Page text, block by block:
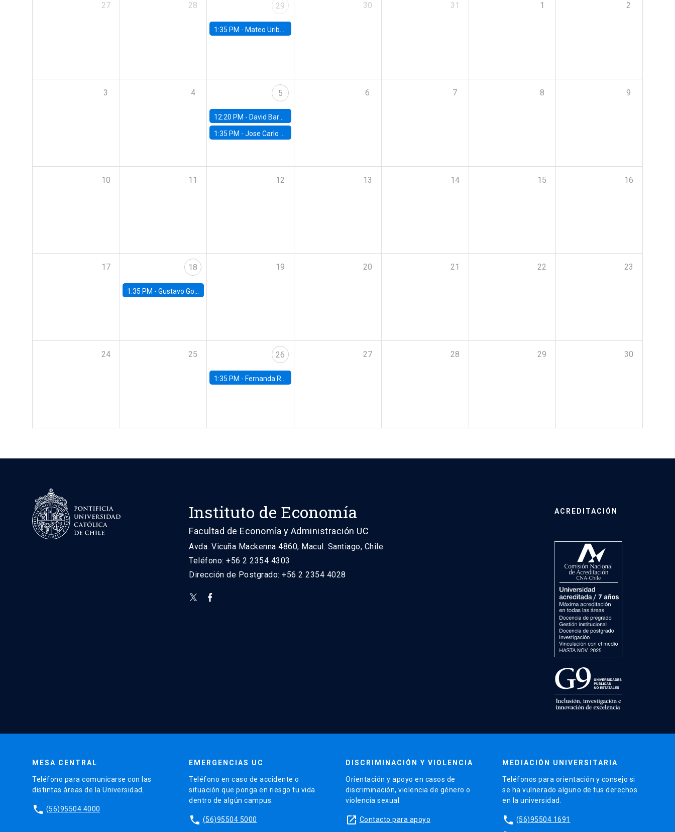
27 28 29
1:35 PM - Mateo Uribe-Castro, Universidad de los Andes (Colombia)
30 31 1 2
3 4 5
12:20 PM - David Bardey, Universidad de los Andes - CEDE
1:35 PM -Jose Carlo Bermudez, UC (ME) & World Bank
6 7 8 9
10 11 12 13 14 15 16
17 18
1:35 PM - Gustavo González, Banco Central de Chile
19 20 21 22 23
24 25 26
1:35 PM - Fernanda Rojas Ampuero, University of Wisconsin-Madison
27 28 29 30
Instituto de Economía
Facultad de Economía y Administración UC
Avda. Vicuña Mackenna 4860, Macul. Santiago, Chile
Teléfono: +56 2 2354 4303
Dirección de Postgrado: +56 2 2354 4028
ACREDITACIÓN
MESA CENTRAL
Teléfono para comunicarse con las
distintas áreas de la Universidad.
phone (56)95504 4000
EMERGENCIAS UC
Teléfono en caso de accidente o
situación que ponga en riesgo tu vida
dentro de algún campus.
phone (56)95504 5000
DISCRIMINACIÓN Y VIOLENCIA
Orientación y apoyo en casos de
discriminación, violencia de género o
violencia sexual.
launch Contacto para apoyo
MEDIACIÓN UNIVERSITARIA
Teléfonos para orientación y consejo si
se ha vulnerado alguno de tus derechos
en la universidad.
phone (56)95504 1691